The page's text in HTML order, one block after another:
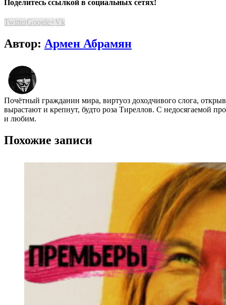
Поделитесь ссылкой в социальных сетях!
TwitterGoogle+Vk
Автор: Армен Абрамян
Почётный гражданин мира, виртуоз доходчивого слога,
вырастают и крепнут, будто роза Тиреллов. С недосягаемой
и любим.
Похожие записи